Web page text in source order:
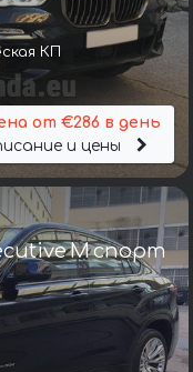
КП
от €286 в день
и цены
M спорт